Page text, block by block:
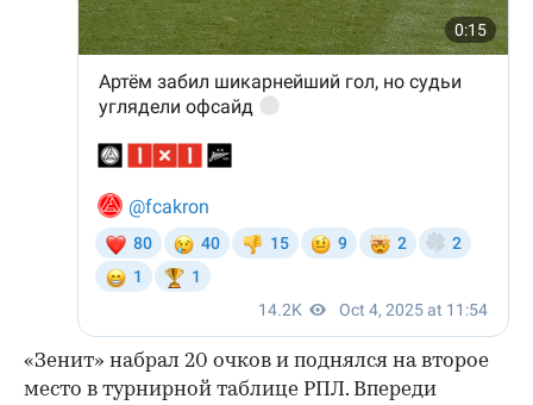
«Зенит» набрал 20 очков и поднялся на второе
место в турнирной таблице РПЛ. Впереди